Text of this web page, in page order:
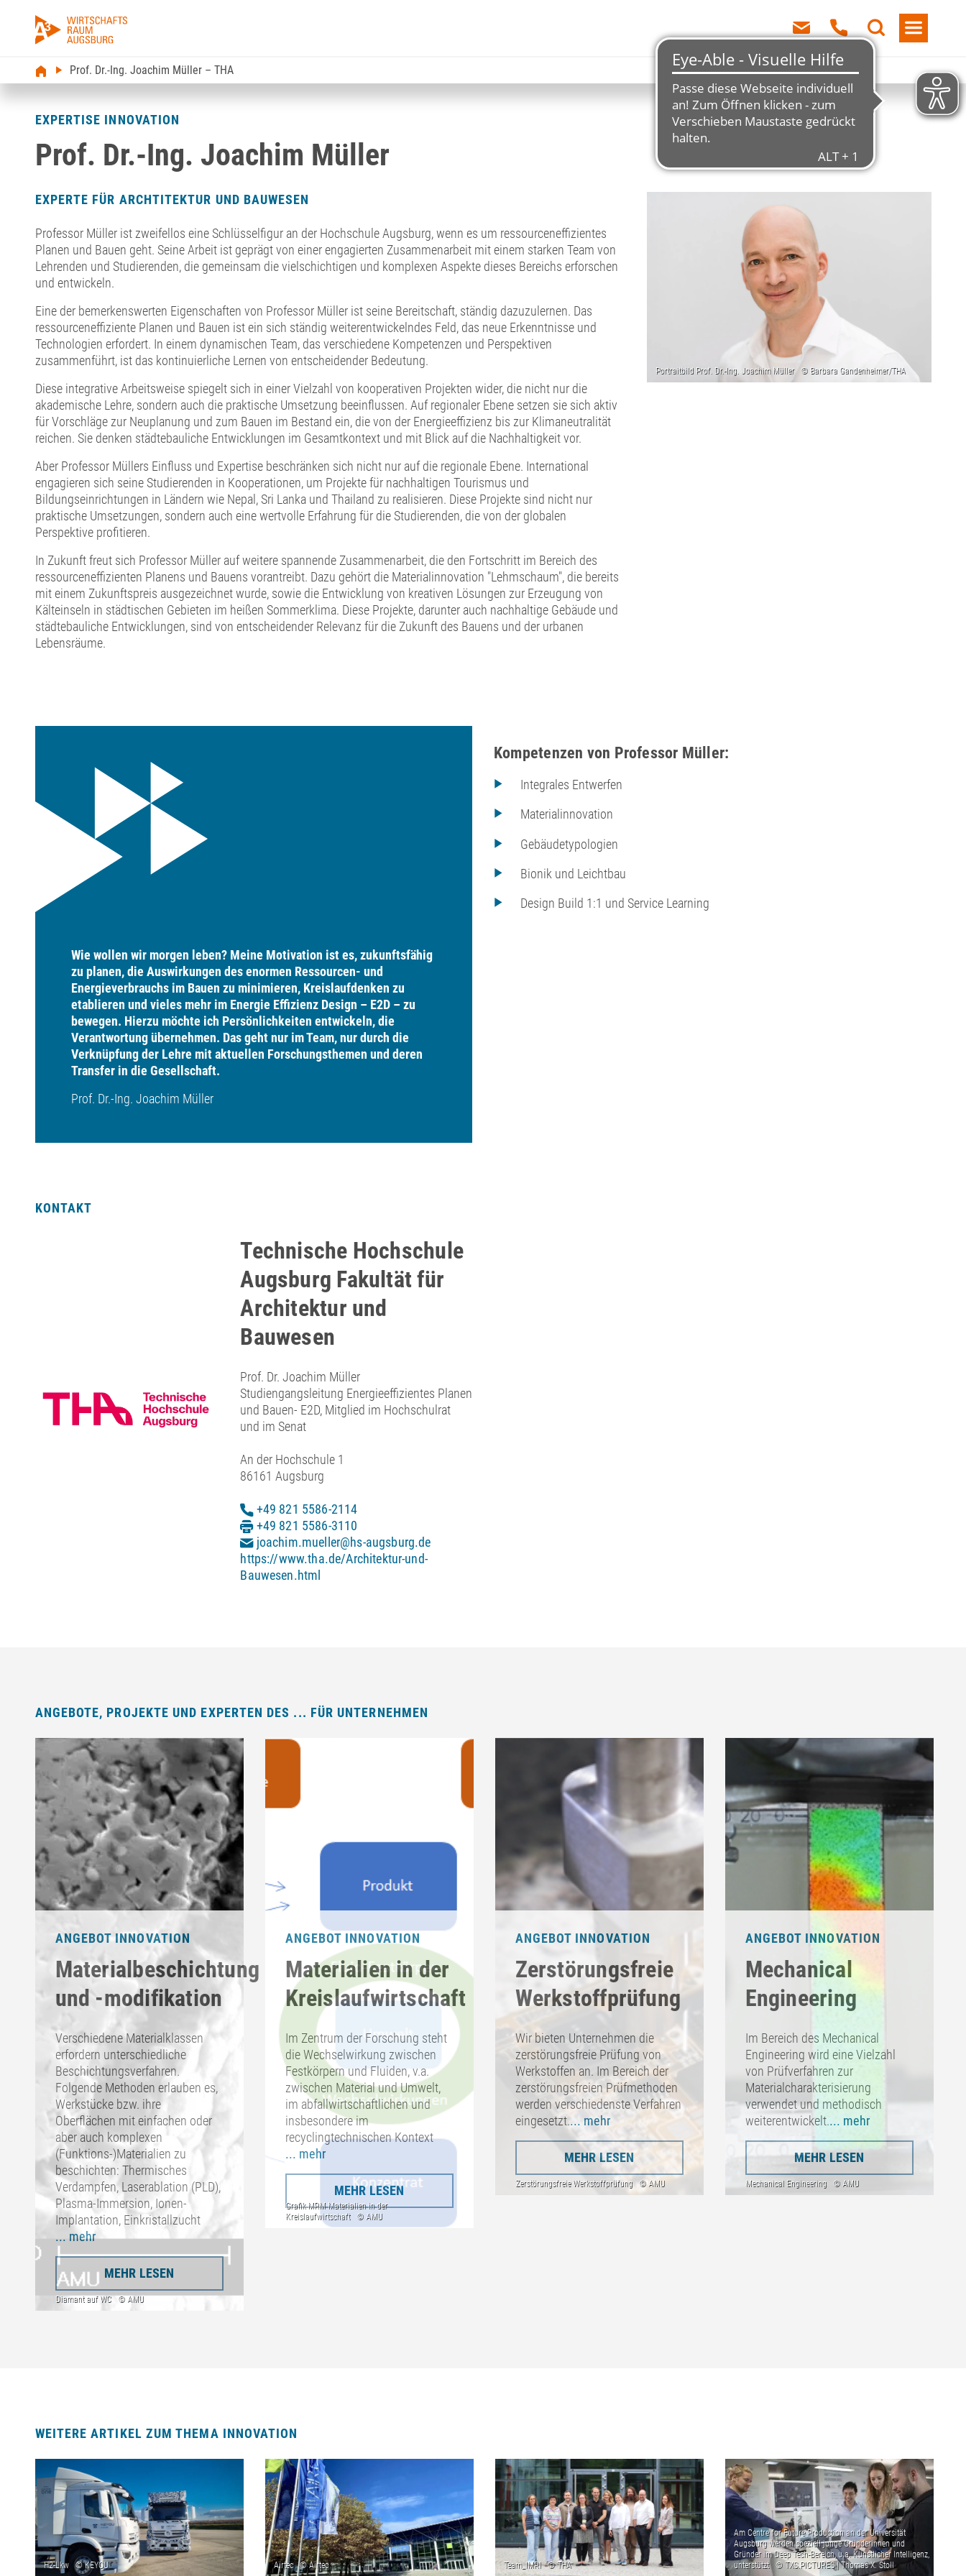
Prof. Dr.-Ing. Joachim Müller – THA
EXPERTISE INNOVATION
Prof. Dr.-Ing. Joachim Müller
EXPERTE FÜR ARCHTITEKTUR UND BAUWESEN
Professor Müller ist zweifellos eine Schlüsselfigur an der Hochschule Augsburg, wenn es um ressourceneffizientes
Planen und Bauen geht. Seine Arbeit ist geprägt von einer engagierten Zusammenarbeit mit einem starken Team von
Lehrenden und Studierenden, die gemeinsam die vielschichtigen und komplexen Aspekte dieses Bereichs erforschen
und entwickeln.
Eine der bemerkenswerten Eigenschaften von Professor Müller ist seine Bereitschaft, ständig dazuzulernen. Das
ressourceneffiziente Planen und Bauen ist ein sich ständig weiterentwickelndes Feld, das neue Erkenntnisse und
Technologien erfordert. In einem dynamischen Team, das verschiedene Kompetenzen und Perspektiven
zusammenführt, ist das kontinuierliche Lernen von entscheidender Bedeutung.
Diese integrative Arbeitsweise spiegelt sich in einer Vielzahl von kooperativen Projekten wider, die nicht nur die
akademische Lehre, sondern auch die praktische Umsetzung beeinflussen. Auf regionaler Ebene setzen sie sich aktiv
für Vorschläge zur Neuplanung und zum Bauen im Bestand ein, die von der Energieeffizienz bis zur Klimaneutralität
reichen. Sie denken städtebauliche Entwicklungen im Gesamtkontext und mit Blick auf die Nachhaltigkeit vor.
Aber Professor Müllers Einfluss und Expertise beschränken sich nicht nur auf die regionale Ebene. International
engagieren sich seine Studierenden in Kooperationen, um Projekte für nachhaltigen Tourismus und
Bildungseinrichtungen in Ländern wie Nepal, Sri Lanka und Thailand zu realisieren. Diese Projekte sind nicht nur
praktische Umsetzungen, sondern auch eine wertvolle Erfahrung für die Studierenden, die von der globalen
Perspektive profitieren.
In Zukunft freut sich Professor Müller auf weitere spannende Zusammenarbeit, die den Fortschritt im Bereich des
ressourceneffizienten Planens und Bauens vorantreibt. Dazu gehört die Materialinnovation "Lehmschaum", die bereits
mit einem Zukunftspreis ausgezeichnet wurde, sowie die Entwicklung von kreativen Lösungen zur Erzeugung von
Kälteinseln in städtischen Gebieten im heißen Sommerklima. Diese Projekte, darunter auch nachhaltige Gebäude und
städtebauliche Entwicklungen, sind von entscheidender Relevanz für die Zukunft des Bauens und der urbanen
Lebensräume.
Wie wollen wir morgen leben? Meine Motivation ist es, zukunftsfähig
zu planen,die Auswirkungen des enormen Ressourcen- und
Energieverbrauchs im Bauen zu minimieren, Kreislaufdenken zu
etablieren und vieles mehr im Energie Effizienz Design – E2D – zu
bewegen. Hierzu möchte ich Persönlichkeiten entwickeln, die
Verantwortung übernehmen. Das geht nur im Team, nur durch die
Verknüpfungder Lehre mit aktuellen Forschungsthemen und deren
Transfer in die Gesellschaft.
Prof. Dr.-Ing. Joachim Müller
Kompetenzen von Professor Müller:
Integrales Entwerfen
Materialinnovation
Gebäudetypologien
Bionik und Leichtbau
Design Build 1:1 und Service Learning
KONTAKT
Technische Hochschule
Augsburg Fakultät für
Architektur und
Bauwesen
Prof. Dr. Joachim Müller
Studiengangsleitung Energieeffizientes Planen
und Bauen- E2D, Mitglied im Hochschulrat
und im Senat
An der Hochschule 1
86161 Augsburg
+49 821 5586-2114
+49 821 5586-3110
joachim.mueller@hs-augsburg.de
https://www.tha.de/Architektur-und-
Bauwesen.html
ANGEBOTE, PROJEKTE UND EXPERTEN DES ... FÜR UNTERNEHMEN
ANGEBOT INNOVATION
Materialbeschichtung
und -modifikation
Verschiedene Materialklassen
erfordern unterschiedliche
Beschichtungsverfahren.
Folgende Methoden erlauben es,
Werkstücke bzw. ihre
Oberflächen mit einfachen oder
aber auch komplexen
(Funktions-)Materialien zu
beschichten: Thermisches
Verdampfen, Laserablation (PLD),
Plasma-Immersion, Ionen-
Implantation, Einkristallzucht
... mehr
MEHR LESEN
ANGEBOT INNOVATION
Materialien in der
Kreislaufwirtschaft
Im Zentrum der Forschung steht
die Wechselwirkung zwischen
Festkörpern und Fluiden, v.a.
zwischen Material und Umwelt,
im abfallwirtschaftlichen und
insbesondere im
recyclingtechnischen Kontext
... mehr
MEHR LESEN
ANGEBOT INNOVATION
Zerstörungsfreie
Werkstoffprüfung
Wir bieten Unternehmen die
zerstörungsfreie Prüfung von
Werkstoffen an. Im Bereich der
zerstörungsfreien Prüfmethoden
werden verschiedenste Verfahren
eingesetzt.... mehr
MEHR LESEN
ANGEBOT INNOVATION
Mechanical
Engineering
Im Bereich des Mechanical
Engineering wird eine Vielzahl
von Prüfverfahren zur
Materialcharakterisierung
verwendet und methodisch
weiterentwickelt.... mehr
MEHR LESEN
WEITERE ARTIKEL ZUM THEMA INNOVATION